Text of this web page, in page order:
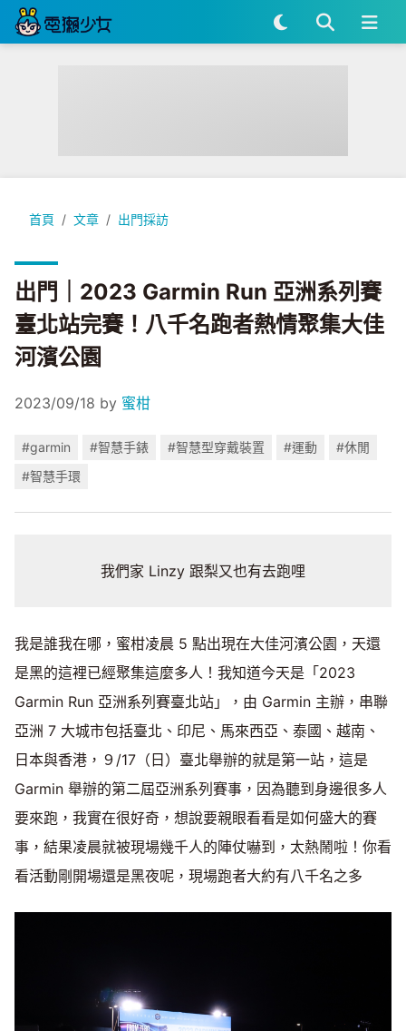
首頁 文章 出門採訪
出門｜2023 Garmin Run 亞洲系列賽臺北站完賽！八千名跑者
出門｜2023 Garmin Run 亞洲系列賽
臺北站完賽！八千名跑者熱情聚集大佳
河濱公園
2023/09/18 by 蜜柑
#garmin #智慧手錶 #智慧型穿戴裝置 #運動
#休閒
#智慧手環
我們家 Linzy 跟梨又也有去跑哩
我是誰我在哪，蜜柑凌晨 5 點出現在大佳河濱公園，天還
是黑的這裡已經聚集這麼多人！我知道今天是「2023
Garmin Run 亞洲系列賽臺北站」，由 Garmin 主辦，串聯
亞洲 7 大城市包括臺北、印尼、馬來西亞、泰國、越南、
日本與香港，９/17（日）臺北舉辦的就是第一站，這是
Garmin 舉辦的第二屆亞洲系列賽事，因為聽到身邊很多人
要來跑，我實在很好奇，想說要親眼看看是如何盛大的賽
事，結果凌晨就被現場幾千人的陣仗嚇到，太熱鬧啦！你看
看活動剛開場還是黑夜呢，現場跑者大約有八千名之多